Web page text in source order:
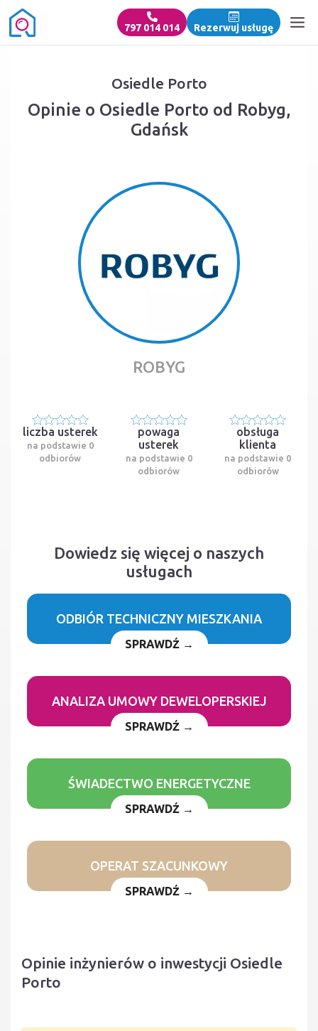
797 014 014 Rezerwuj usługę
Osiedle Porto
Opinie o Osiedle Porto od Robyg,
Gdańsk
ROBYG
liczba usterek
na podstawie 0
odbiorów
powaga
usterek
na podstawie 0
odbiorów
obsługa
klienta
na podstawie 0
odbiorów
Dowiedz się więcej o naszych
usługach
ODBIÓR TECHNICZNY MIESZKANIA
SPRAWDŹ →
ANALIZA UMOWY DEWELOPERSKIEJ
SPRAWDŹ →
ŚWIADECTWO ENERGETYCZNE
SPRAWDŹ →
OPERAT SZACUNKOWY
SPRAWDŹ →
Opinie inżynierów o inwestycji Osiedle
Porto